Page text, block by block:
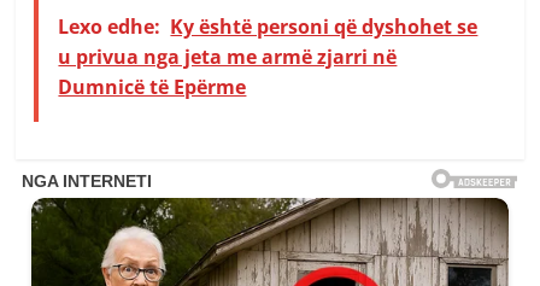
Lexo edhe: Ky është personi që dyshohet se
u privua nga jeta me armë zjarri në
Dumnicë të Epërme